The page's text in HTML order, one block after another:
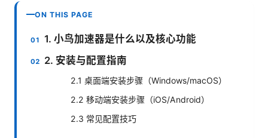
ON THIS PAGE
1. 小鸟加速器是什么以及核心功能
2. 安装与配置指南
2.1 桌面端安装步骤（Windows/macOS）
2.2 移动端安装步骤（iOS/Android）
2.3 常见配置技巧